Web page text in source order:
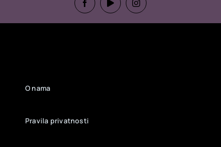
O nama
Pravila privatnosti